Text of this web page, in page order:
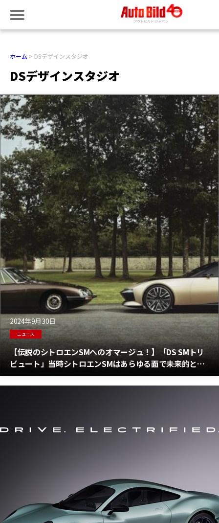
ホーム DSデザインスタジオ
DSデザインスタジオ
2024年9月30日
ニュース
【伝説のシトロエンSMへのオマージュ！】「DS SMトリ
ビュート」当時シトロエンSMはあらゆる面で未来的と考
えられていた！